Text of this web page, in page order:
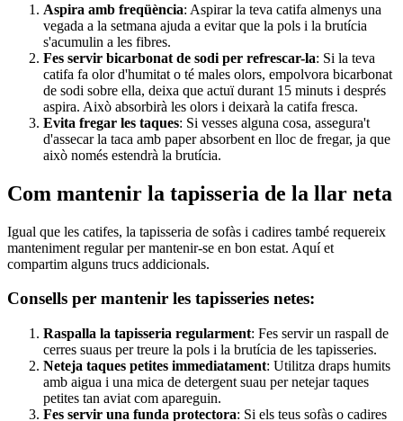
Aspira amb freqüència: Aspirar la teva catifa almenys una
vegada a la setmana ajuda a evitar que la pols i la brutícia
s'acumulin a les fibres.
Fes servir bicarbonat de sodi per refrescar-la: Si la teva
catifa fa olor d'humitat o té males olors, empolvora bicarbonat
de sodi sobre ella, deixa que actuï durant 15 minuts i després
aspira. Això absorbirà les olors i deixarà la catifa fresca.
Evita fregar les taques: Si vesses alguna cosa, assegura't
d'assecar la taca amb paper absorbent en lloc de fregar, ja que
això només estendrà la brutícia.
Com mantenir la tapisseria de la llar neta
Igual que les catifes, la tapisseria de sofàs i cadires també requereix
manteniment regular per mantenir-se en bon estat. Aquí et
compartim alguns trucs addicionals.
Consells per mantenir les tapisseries netes:
Raspalla la tapisseria regularment: Fes servir un raspall de
cerres suaus per treure la pols i la brutícia de les tapisseries.
Neteja taques petites immediatament: Utilitza draps humits
amb aigua i una mica de detergent suau per netejar taques
petites tan aviat com apareguin.
Fes servir una funda protectora: Si els teus sofàs o cadires